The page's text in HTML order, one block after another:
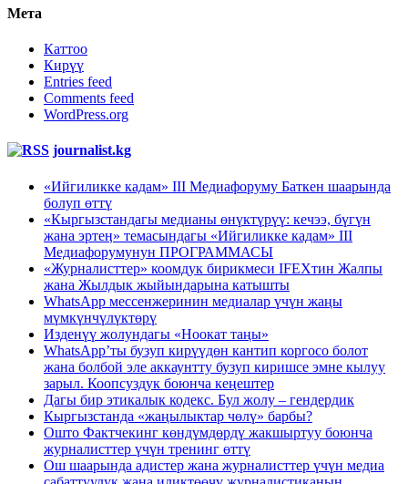
Мета
Каттоо
Кирүү
Entries feed
Comments feed
WordPress.org
journalist.kg
«Ийгиликке кадам» III Медиафоруму Баткен шаарында
болуп өттү
«Кыргызстандагы медианы өнүктүрүү: кечээ, бүгүн
жана эртеӊ» темасындагы «Ийгиликке кадам» III
Медиафорумунун ПРОГРАММАСЫ
«Журналисттер» коомдук бирикмеси IFEXтин Жалпы
жана Жылдык жыйындарына катышты
WhatsApp мессенжеринин медиалар үчүн жаңы
мүмкүнчүлүктөрү
Изденүү жолундагы «Ноокат таңы»
WhatsApp’ты бузуп кирүүдөн кантип коргосо болот
жана болбой эле аккаунтту бузуп киришсе эмне кылуу
зарыл. Коопсуздук боюнча кеңештер
Дагы бир этикалык кодекс. Бул жолу – гендердик
Кыргызстанда «жаңылыктар чөлү» барбы?
Ошто Фактчекинг көндүмдөрдү жакшыртуу боюнча
журналисттер үчүн тренинг өттү
Ош шаарында адистер жана журналисттер үчүн медиа